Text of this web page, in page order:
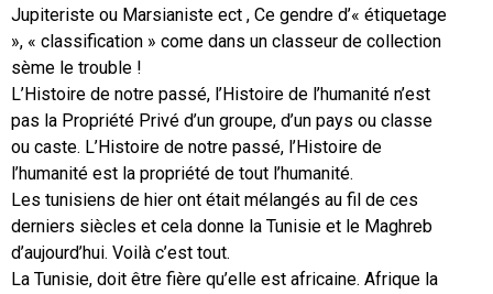
Jupiteriste ou Marsianiste ect , Ce gendre d’« étiquetage
», « classification » come dans un classeur de collection
sème le trouble !
L’Histoire de notre passé, l’Histoire de l’humanité n’est
pas la Propriété Privé d’un groupe, d’un pays ou classe
ou caste. L’Histoire de notre passé, l’Histoire de
l’humanité est la propriété de tout l’humanité.
Les tunisiens de hier ont était mélangés au fil de ces
derniers siècles et cela donne la Tunisie et le Maghreb
d’aujourd’hui. Voilà c’est tout.
La Tunisie, doit être fière qu’elle est africaine. Afrique la